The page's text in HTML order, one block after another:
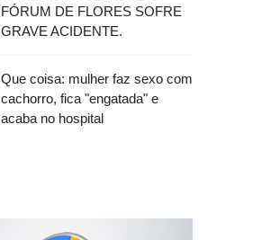
FÓRUM DE FLORES SOFRE
GRAVE ACIDENTE.
Que coisa: mulher faz sexo com
cachorro, fica "engatada" e
acaba no hospital